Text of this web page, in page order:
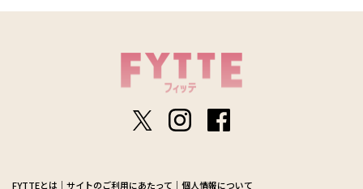
FYTTEとは サイトのご利用にあたって 個人情報について